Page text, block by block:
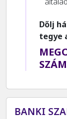
Dőlj
tegye
BANKI